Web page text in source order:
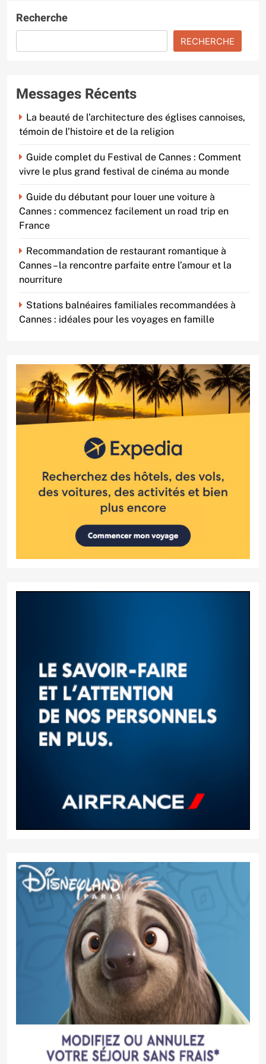
Recherche
RECHERCHE
Messages Récents
La beauté de l’architecture des églises cannoises,
témoin de l’histoire et de la religion
Guide complet du Festival de Cannes : Comment
vivre le plus grand festival de cinéma au monde
Guide du débutant pour louer une voiture à
Cannes : commencez facilement un road trip en
France
Recommandation de restaurant romantique à
Cannes – la rencontre parfaite entre l’amour et la
nourriture
Stations balnéaires familiales recommandées à
Cannes : idéales pour les voyages en famille